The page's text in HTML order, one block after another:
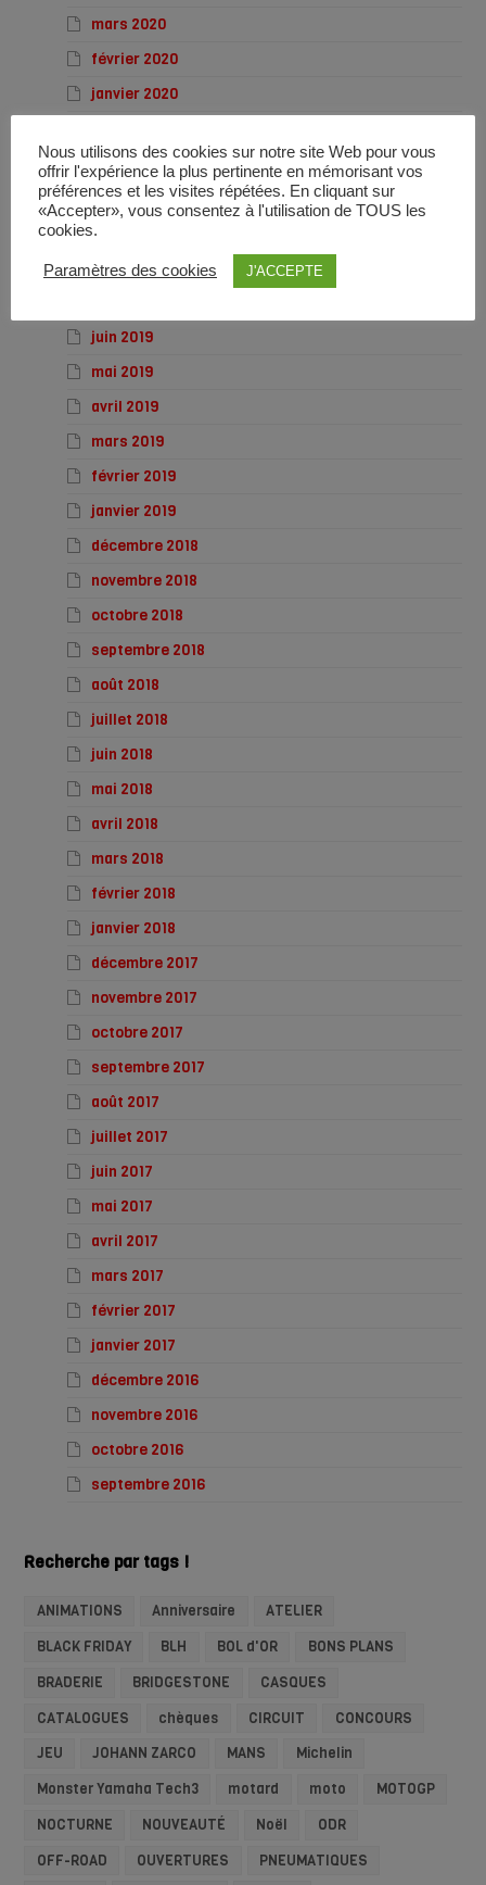
mars 2020
février 2020
janvier 2020
novembre 2019
octobre 2019
septembre 2019
août 2019
juin 2019
mai 2019
avril 2019
mars 2019
février 2019
janvier 2019
décembre 2018
novembre 2018
octobre 2018
septembre 2018
août 2018
juillet 2018
juin 2018
mai 2018
avril 2018
mars 2018
février 2018
janvier 2018
décembre 2017
novembre 2017
octobre 2017
septembre 2017
août 2017
juillet 2017
juin 2017
mai 2017
avril 2017
mars 2017
février 2017
janvier 2017
décembre 2016
novembre 2016
octobre 2016
septembre 2016
Recherche par tags !
ANIMATIONS Anniversaire
ATELIER
BLACK FRIDAY
BLH BOL d'OR
BONS PLANS
BRADERIE
BRIDGESTONE
CASQUES
CATALOGUES
chèques CIRCUIT
CONCOURS
JEU
JOHANN ZARCO MANS
Michelin
Monster Yamaha Tech3
motard moto
MOTOGP
NOCTURNE
NOUVEAUTÉ Noël
ODR
OFF-ROAD
OUVERTURES
PNEUMATIQUES
Nous utilisons des cookies sur notre site Web pour vous
offrir l'expérience la plus pertinente en mémorisant vos
préférences et les visites répétées. En cliquant sur
«Accepter», vous consentez à l'utilisation de TOUS les
cookies.
Paramètres des cookies J'ACCEPTE